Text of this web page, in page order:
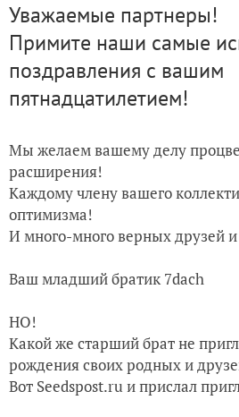
Уважаемые партнеры!
Примите наши самые
поздравления с вашим
пятнадцатилетием!
Мы желаем вашему делу
расширения!
Каждому члену вашего
оптимизма!
И много-много верных друзей
Ваш младший братик 7dach
НО!
Какой же старший брат не
рождения своих родных и
Вот Seedspost.ru и прислал